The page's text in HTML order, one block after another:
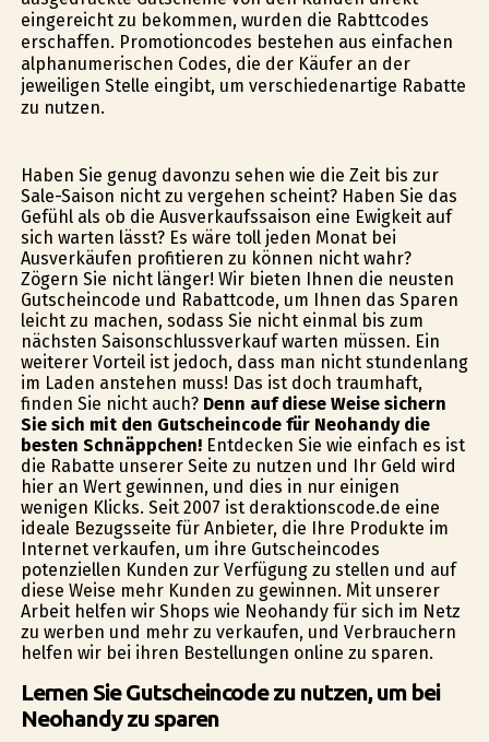
eingereicht zu bekommen, wurden die Rabttcodes
erschaffen. Promotioncodes bestehen aus einfachen
alphanumerischen Codes, die der Käufer an der
jeweiligen Stelle eingibt, um verschiedenartige Rabatte
zu nutzen.
Haben Sie genug davonzu sehen wie die Zeit bis zur
Sale-Saison nicht zu vergehen scheint? Haben Sie das
Gefühl als ob die Ausverkaufssaison eine Ewigkeit auf
sich warten lässt? Es wäre toll jeden Monat bei
Ausverkäufen profitieren zu können nicht wahr?
Zögern Sie nicht länger! Wir bieten Ihnen die neusten
Gutscheincode und Rabattcode, um Ihnen das Sparen
leicht zu machen, sodass Sie nicht einmal bis zum
nächsten Saisonschlussverkauf warten müssen. Ein
weiterer Vorteil ist jedoch, dass man nicht stundenlang
im Laden anstehen muss! Das ist doch traumhaft,
finden Sie nicht auch? Denn auf diese Weise sichern
Sie sich mit den Gutscheincode für Neohandy die
besten Schnäppchen!Entdecken Sie wie einfach es ist
die Rabatte unserer Seite zu nutzen und Ihr Geld wird
hier an Wert gewinnen, und dies in nur einigen
wenigen Klicks. Seit 2007 ist deraktionscode.de eine
ideale Bezugsseite für Anbieter, die Ihre Produkte im
Internet verkaufen, um ihre Gutscheincodes
potenziellen Kunden zur Verfügung zu stellen und auf
diese Weise mehr Kunden zu gewinnen. Mit unserer
Arbeit helfen wir Shops wie Neohandy für sich im Netz
zu werben und mehr zu verkaufen, und Verbrauchern
helfen wir bei ihren Bestellungen online zu sparen.
Lernen Sie Gutscheincode zu nutzen, um bei
Neohandy zu sparen